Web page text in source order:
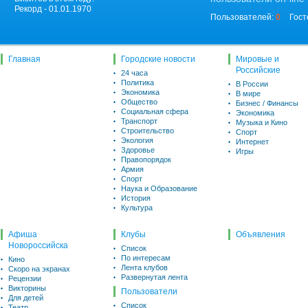
Рекорд - 01.01.1970
Пользователей: 0
Главная Городские новости
24 часа
Политика
Экономика
Общество
Социальная сфера
Транспорт
Строительство
Экология
Здоровье
Правопорядок
Армия
Спорт
Наука и Образование
История
Культура
Мировые и
Российские
В России
В мире
Бизнес / Финансы
Экономика
Музыка и Кино
Спорт
Интернет
Игры
Афиша
Новороссийска
Кино
Скоро на экранах
Рецензии
Викторины
Для детей
Клубы
Список
По интересам
Лента клубов
Развернутая лента
Пользователи
Список
Объявления